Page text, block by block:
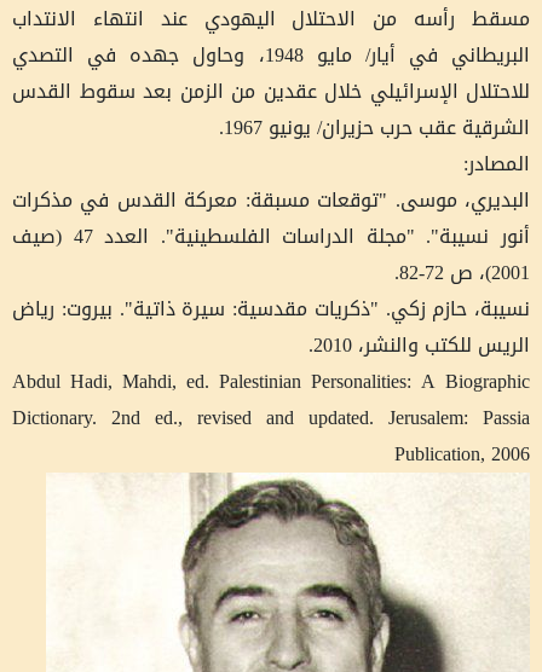
مسقط رأسه من الاحتلال اليهودي عند انتهاء الانتداب
البريطاني في أيار/ مايو 1948، وحاول جهده في التصدي
للاحتلال الإسرائيلي خلال عقدين من الزمن بعد سقوط القدس
الشرقية عقب حرب حزيران/ يونيو 1967.
المصادر:
البديري، موسى. "توقعات مسبقة: معركة القدس في مذكرات
أنور نسيبة". "مجلة الدراسات الفلسطينية". العدد 47 (صيف
2001)، ص 72-82.
نسيبة، حازم زكي. "ذكريات مقدسية: سيرة ذاتية". بيروت: رياض
الريس للكتب والنشر، 2010.
Abdul Hadi, Mahdi, ed. Palestinian Personalities: A Biographic
Dictionary. 2nd ed., revised and updated. Jerusalem: Passia
Publication, 2006